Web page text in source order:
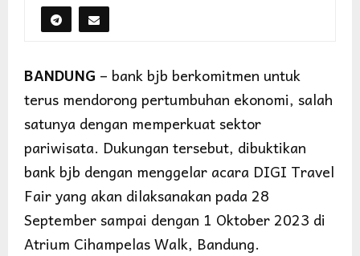
BANDUNG – bank bjb berkomitmen untuk
terus mendorong pertumbuhan ekonomi, salah
satunya dengan memperkuat sektor
pariwisata. Dukungan tersebut, dibuktikan
bank bjb dengan menggelar acara DIGI Travel
Fair yang akan dilaksanakan pada 28
September sampai dengan 1 Oktober 2023 di
Atrium Cihampelas Walk, Bandung.